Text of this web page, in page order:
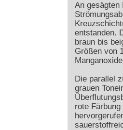
An gesägten
entstanden.
braun bis
Größen von
Die parallel
grauen
rote